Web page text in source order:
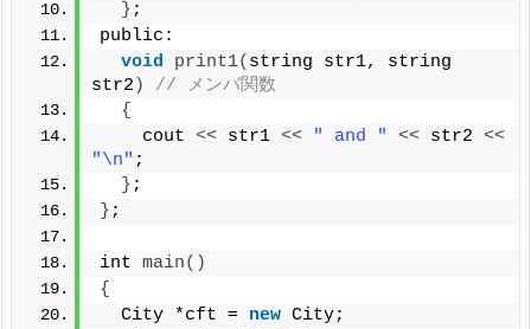
} ;
public:
void
print1( string str1, string
str2 )
// メンバ関数
{
    cout
<< str1 << " and " << str2 <<
"\n" ;
} ;
} ;
int main()
{
  City *cft =
new City;